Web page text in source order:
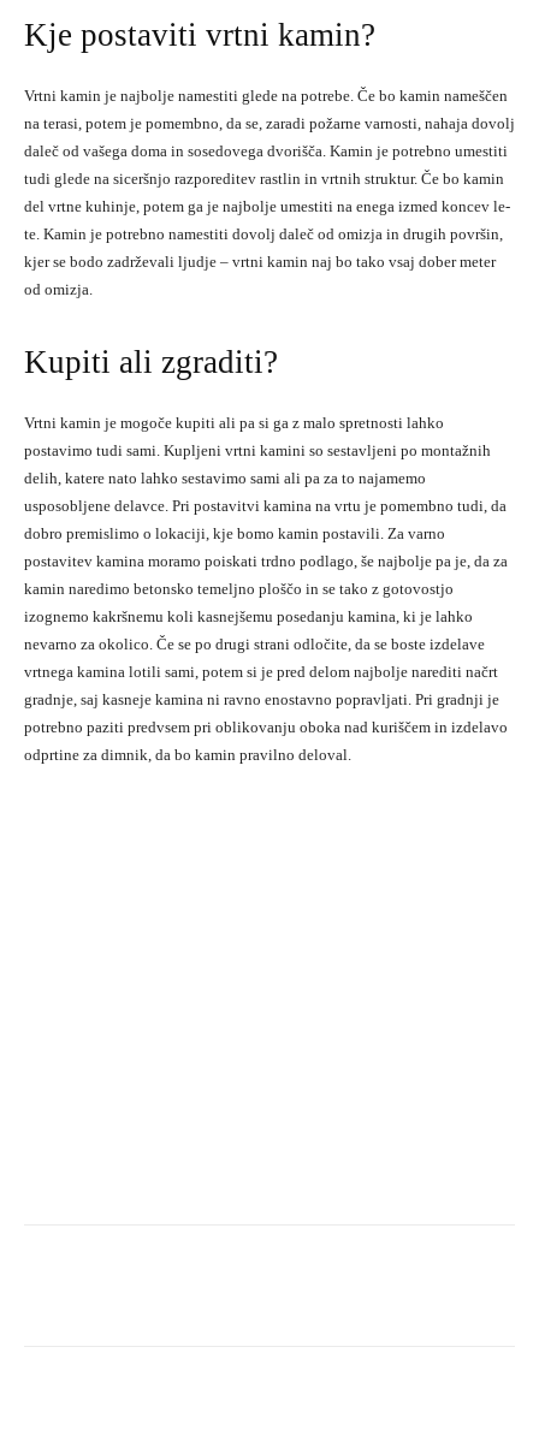
Kje postaviti vrtni kamin?
Vrtni kamin je najbolje namestiti glede na potrebe. Če bo kamin nameščen
na terasi, potem je pomembno, da se, zaradi požarne varnosti, nahaja dovolj
daleč od vašega doma in sosedovega dvorišča. Kamin je potrebno umestiti
tudi glede na siceršnjo razporeditev rastlin in vrtnih struktur. Če bo kamin
del vrtne kuhinje, potem ga je najbolje umestiti na enega izmed koncev le-
te. Kamin je potrebno namestiti dovolj daleč od omizja in drugih površin,
kjer se bodo zadrževali ljudje – vrtni kamin naj bo tako vsaj dober meter
od omizja.
Kupiti ali zgraditi?
Vrtni kamin je mogoče kupiti ali pa si ga z malo spretnosti lahko
postavimo tudi sami. Kupljeni vrtni kamini so sestavljeni po montažnih
delih, katere nato lahko sestavimo sami ali pa za to najamemo
usposobljene delavce. Pri postavitvi kamina na vrtu je pomembno tudi, da
dobro premislimo o lokaciji, kje bomo kamin postavili. Za varno
postavitev kamina moramo poiskati trdno podlago, še najbolje pa je, da za
kamin naredimo betonsko temeljno ploščo in se tako z gotovostjo
izognemo kakršnemu koli kasnejšemu posedanju kamina, ki je lahko
nevarno za okolico. Če se po drugi strani odločite, da se boste izdelave
vrtnega kamina lotili sami, potem si je pred delom najbolje narediti načrt
gradnje, saj kasneje kamina ni ravno enostavno popravljati. Pri gradnji je
potrebno paziti predvsem pri oblikovanju oboka nad kuriščem in izdelavo
odprtine za dimnik, da bo kamin pravilno deloval.